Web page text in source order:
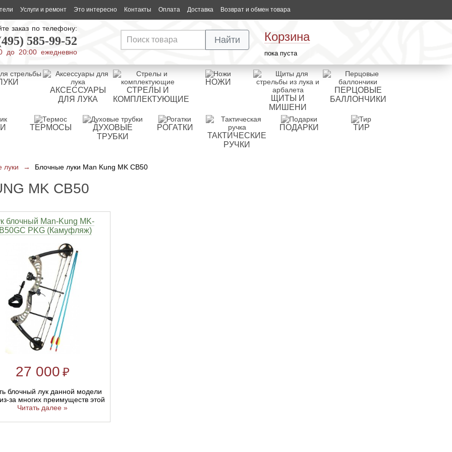
Услуги и ремонт Это интересно Контакты Оплата Доставка Возврат и обмен товара
заказ по телефону:
585-99-52
до 20:00 ежедневно
Корзина
пока пуста
Найти
АКСЕССУАРЫ
ДЛЯ ЛУКА
СТРЕЛЫ И
КОМПЛЕКТУЮЩИЕ
НОЖИ
ЩИТЫ И
МИШЕНИ
ПЕРЦОВЫЕ
БАЛЛОНЧИКИ
ТЕРМОСЫ
ДУХОВЫЕ
ТРУБКИ
РОГАТКИ
ТАКТИЧЕСКИЕ
РУЧКИ
ПОДАРКИ ТИР
луки → Блочные луки Man Kung MK CB50
MK CB50
блочный Man-Kung MK-
PKG (Камуфляж)
27 000 ₽
блочный лук данной модели
за многих преимуществ этой
Читать далее »